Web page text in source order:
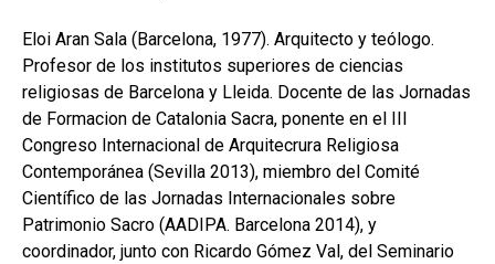
Eloi Aran Sala (Barcelona, 1977). Arquitecto y teólogo.
Profesor de los institutos superiores de ciencias
religiosas de Barcelona y Lleida. Docente de las Jornadas
de Formacion de Catalonia Sacra, ponente en el III
Congreso Internacional de Arquitecrura Religiosa
Contemporánea (Sevilla 2013), miembro del Comité
Científico de las Jornadas Internacionales sobre
Patrimonio Sacro (AADIPA. Barcelona 2014), y
coordinador, junto con Ricardo Gómez Val, del Seminario